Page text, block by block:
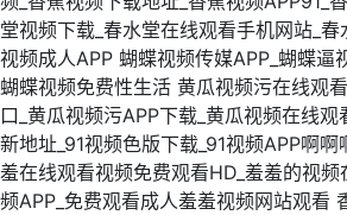
堂视频下载_春水堂在线观看手机网站_
视频成人APP 蝴蝶视频传媒APP_蝴蝶逼
蝴蝶视频免费性生活 黄瓜视频污在线观
口_黄瓜视频污APP下载_黄瓜视频在线观
新地址_91视频色版下载_91视频APP啊啊
羞在线观看视频免费观看HD_羞羞的视
频APP_免费观看成人羞羞视频网站观看